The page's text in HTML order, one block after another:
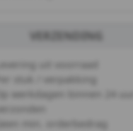
VERZENDING
Levering uit voorraad
Per stuk / verpakking
Op werkdagen binnen 24 uur
verzonden
Geen min. orderbedrag